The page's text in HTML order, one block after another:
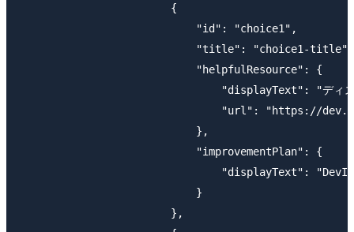
                        {
                            "id": "choice1",
                            "title": "choice1-title",
                            "helpfulResource": {
"displayText": "ディス
"url": "https://
                            },
                            "improvementPlan": {
"displayText": "DevIO
                            }
                        },